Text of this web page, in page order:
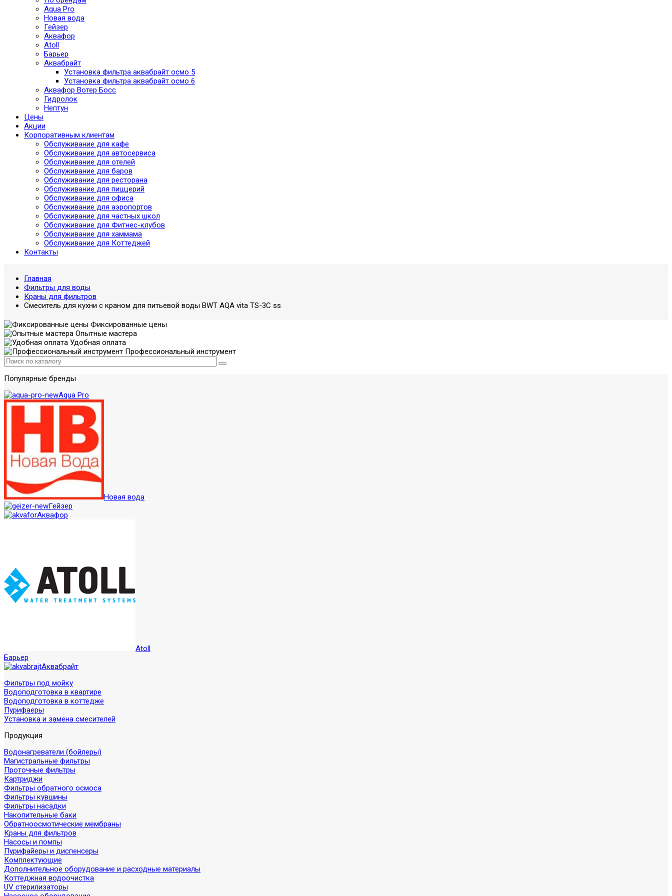
Aqua Pro
Новая вода
Гейзер
Аквафор
Atoll
Барьер
Аквабрайт
Установка фильтра аквабрайт осмо 5
Установка фильтра аквабрайт осмо 6
Аквафор Вотер Босс
Гидролок
Нептун
Цены
Акции
Корпоративным клиентам
Обслуживание для кафе
Обслуживание для автосервиса
Обслуживание для отелей
Обслуживание для баров
Обслуживание для ресторана
Обслуживание для пиццерий
Обслуживание для офиса
Обслуживание для аэропортов
Обслуживание для частных школ
Обслуживание для Фитнес-клубов
Обслуживание для хаммама
Обслуживание для Коттеджей
Контакты
Главная
Фильтры для воды
Краны для фильтров
Смеситель для кухни с краном для питьевой воды BWT AQA vita TS-3C ss
Фиксированные цены
Опытные мастера
Удобная оплата
Профессиональный инструмент
Популярные бренды
Aqua Pro
Новая вода
Гейзер
Аквафор
Atoll
Барьер
Аквабрайт
Фильтры под мойку
Водоподготовка в квартире
Водоподготовка в коттедже
Пурифаеры
Установка и замена смесителей
Продукция
Водонагреватели (бойлеры)
Магистральные фильтры
Проточные фильтры
Картриджи
Фильтры обратного осмоса
Фильтры кувшины
Фильтры насадки
Накопительные баки
Обратноосмотические мембраны
Краны для фильтров
Насосы и помпы
Пурифайеры и диспенсеры
Комплектующие
Дополнительное оборудование и расходные материалы
Коттеджная водоочистка
UV стерилизаторы